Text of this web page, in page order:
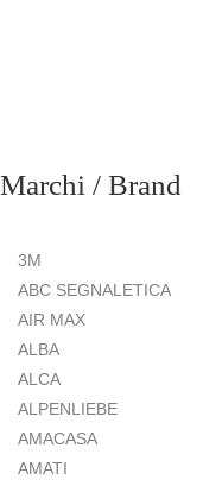
Marchi / Brand
3M
ABC SEGNALETICA
AIR MAX
ALBA
ALCA
ALPENLIEBE
AMACASA
AMATI